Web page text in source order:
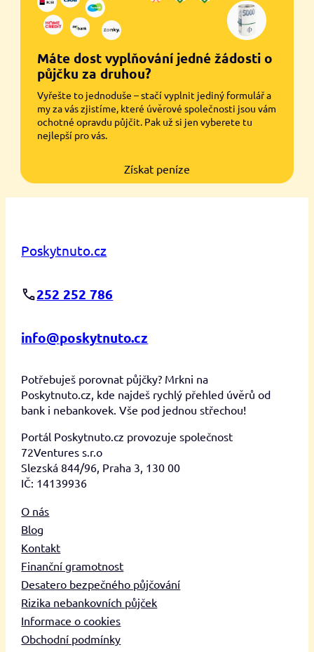
Máte dost vyplňování jedné žádosti o
půjčku za druhou?
Vyřešte to jednoduše – stačí vyplnit jediný formulář a
my za vás zjistíme, které úvěrové společnosti jsou vám
ochotné opravdu půjčit. Pak už si jen vyberete tu
nejlepší pro vás.
Získat peníze
Poskytnuto.cz
252 252 786
info@poskytnuto.cz
Potřebuješ porovnat půjčky? Mrkni na
Poskytnuto.cz, kde najdeš rychlý přehled úvěrů od
bank i nebankovek. Vše pod jednou střechou!
Portál Poskytnuto.cz provozuje společnost
72Ventures s.r.o
Slezská 844/96, Praha 3, 130 00
IČ: 14139936
O nás
Blog
Kontakt
Finanční gramotnost
Desatero bezpečného půjčování
Rizika nebankovních půjček
Informace o cookies
Obchodní podmínky